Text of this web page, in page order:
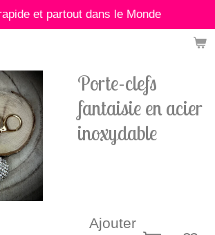
dans le Monde
Porte-clefs
fantaisie en acier
inoxydable
Ajouter